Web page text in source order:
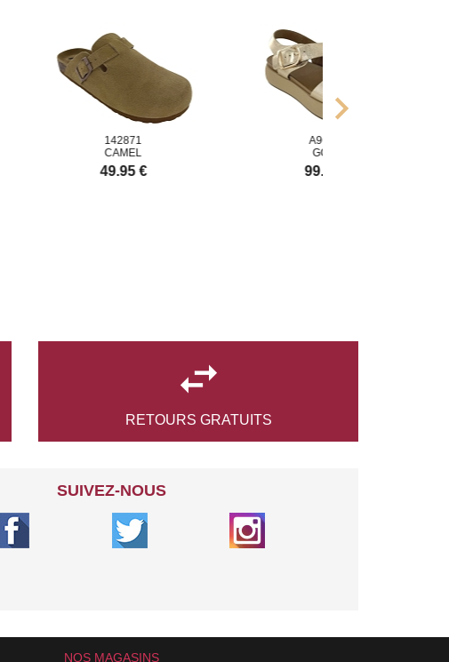
49.95 € 99.95 €
chevron_right

RETOURS GRATUITS
SUIVEZ-NOUS
NOS MAGASINS